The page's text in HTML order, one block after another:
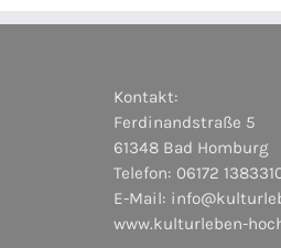
Kontakt:
Ferdinandstraße 5
61348 Bad Homburg
Telefon: 06172
E-Mail:
www.kulturleben-